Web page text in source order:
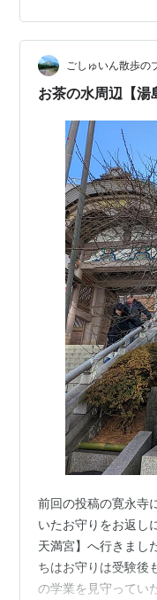
ぜかほっこりとした
た時、白山通りの脇
んラーメン（ラーメ
祥と言われていま
ごしゅいん散歩の
お茶の水周辺【湯
前回の投稿の寛永寺
いたお守りをお返し
天満宮】へ行きまし
ちはお守りは受験後
の学業を見守ってい